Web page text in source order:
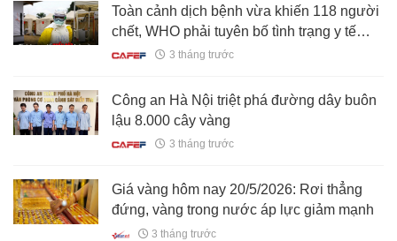
Toàn cảnh dịch bệnh vừa khiến 118 người
chết, WHO phải tuyên bố tình trạng y tế
khẩn cấp toàn cầu
3 tháng trước
Công an Hà Nội triệt phá đường dây buôn
lậu 8.000 cây vàng
3 tháng trước
Giá vàng hôm nay 20/5/2026: Rơi thẳng
đứng, vàng trong nước áp lực giảm mạnh
3 tháng trước